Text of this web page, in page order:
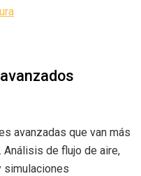
avanzadas que van más
Análisis de flujo de aire,
simulaciones